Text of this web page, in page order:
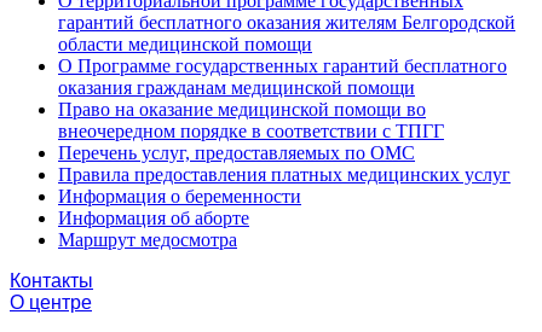
гарантий бесплатного оказания жителям Белгородской
области медицинской помощи
О Программе государственных гарантий бесплатного
оказания гражданам медицинской помощи
Право на оказание медицинской помощи во
внеочередном порядке в соответствии с ТПГГ
Перечень услуг, предоставляемых по ОМС
Правила предоставления платных медицинских услуг
Информация о беременности
Информация об аборте
Маршрут медосмотра
Контакты
О центре